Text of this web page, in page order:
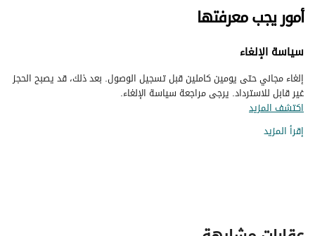
أمور يجب معرفتها
سياسة الإلغاء
إلغاء مجاني حتى يومين كاملين قبل تسجيل الوصول. بعد ذلك، قد يصبح الحجز
غير قابل للاسترداد. يرجى مراجعة سياسة الإلغاء.
اكتشف المزيد
إقرأ المزيد